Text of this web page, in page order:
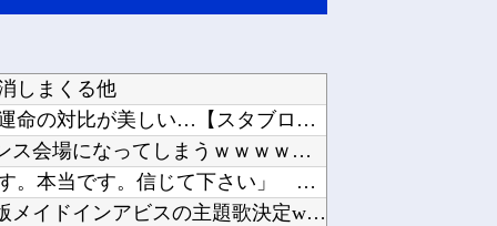
しまくる他
【ウマ娘】同じ女性トレーナーでも運命の対比が美しい…【スタブロ第63話】他
【悲報】ディズニーとUSJ、JKのダンス会場になってしまうｗｗｗｗｗ他
ジャンポケ斉藤「同意があったんです。本当です。信じて下さい」 ←何でこの主張が通らないの？...
【速報】ホロライブのVtuber、劇場版メイドインアビスの主題歌決定wwwwwwwwww他